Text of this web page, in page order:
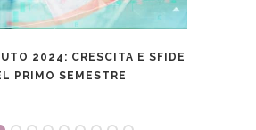
2024: CRESCITA E SFIDE
PRIMO SEMESTRE